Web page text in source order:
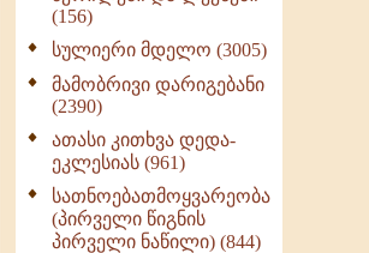
(156)
სულიერი მდელო (3005)
მამობრივი დარიგებანი
(2390)
ათასი კითხვა დედა-
ეკლესიას (961)
სათნოებათმოყვარეობა
(პირველი წიგნის
პირველი ნაწილი) (844)